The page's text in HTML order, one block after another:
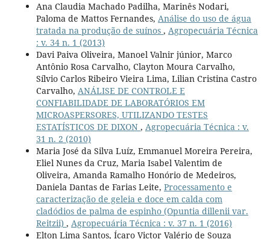
Ana Claudia Machado Padilha, Marinês Nodari,
Paloma de Mattos Fernandes, Análise do uso de água
tratada na produção de suínos , Agropecuária Técnica
: v. 34 n. 1 (2013)
Davi Paiva Oliveira, Manoel Valnir júnior, Marco
Antônio Rosa Carvalho, Clayton Moura Carvalho,
Sílvio Carlos Ribeiro Vieira Lima, Lilian Cristina Castro
Carvalho, ANÁLISE DE CONTROLE E
CONFIABILIDADE DE LABORATÓRIOS EM
MICROASPERSORES, UTILIZANDO TESTES
ESTATÍSTICOS DE DIXON , Agropecuária Técnica : v.
31 n. 2 (2010)
Maria José da Silva Luíz, Emmanuel Moreira Pereira,
Eliel Nunes da Cruz, Maria Isabel Valentim de
Oliveira, Amanda Ramalho Honório de Medeiros,
Daniela Dantas de Farias Leite, Processamento e
caracterização de geleia e doce em calda com
cladódios de palma de espinho (Opuntia dillenii var.
Reitzii) , Agropecuária Técnica : v. 37 n. 1 (2016)
Elton Lima Santos, Ícaro Victor Valério de Souza